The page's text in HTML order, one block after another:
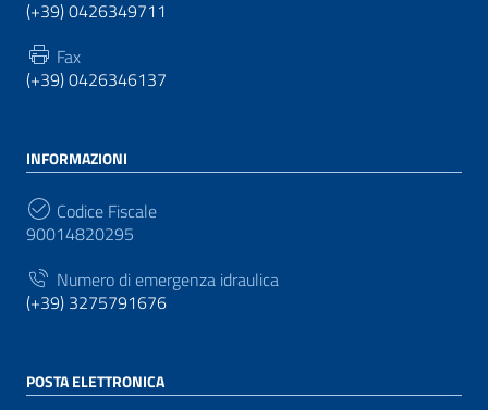
(+39) 0426349711
Fax
(+39) 0426346137
INFORMAZIONI
Codice Fiscale
90014820295
Numero di emergenza idraulica
(+39) 3275791676
POSTA ELETTRONICA